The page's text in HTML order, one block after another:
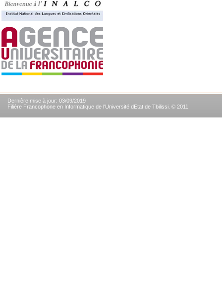
Dernière mise à jour: 03/09/2019
Filière Francophone en Informatique de l'Université dEtat de Tbilissi. © 2011